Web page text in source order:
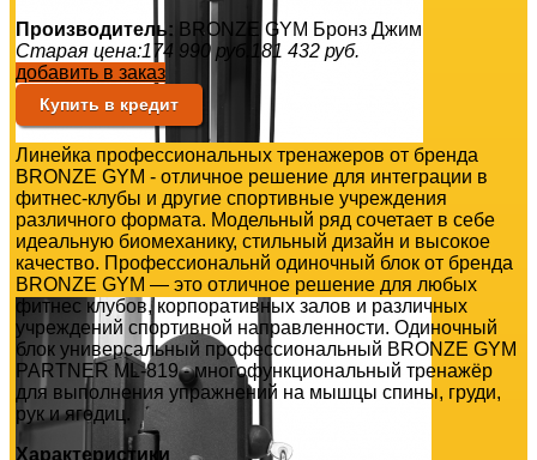
Производитель: BRONZE GYM Бронз Джим
Старая цена:174 990 руб. 181 432 руб.
добавить в заказ
Купить в кредит
Линейка профессиональных тренажеров от бренда
BRONZE GYM - отличное решение для интеграции в
фитнес-клубы и другие спортивные учреждения
различного формата. Модельный ряд сочетает в себе
идеальную биомеханику, стильный дизайн и высокое
качество. Профессиональнй одиночный блок от бренда
BRONZE GYM — это отличное решение для любых
фитнес клубов, корпоративных залов и различных
учреждений спортивной направленности. Одиночный
блок универсальный профессиональный BRONZE GYM
PARTNER ML-819 - многофункциональный тренажёр
для выполнения упражнений на мышцы спины, груди,
рук и ягодиц.
Характеристики